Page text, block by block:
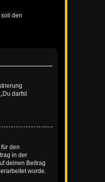
den
darfst
den
in der
deinen Beitrag
wurde.